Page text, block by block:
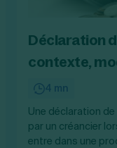
Déclaration
contexte,
4 mn
Une déclaration
par un créancier
entre dans une